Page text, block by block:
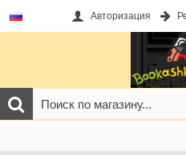
Авторизация